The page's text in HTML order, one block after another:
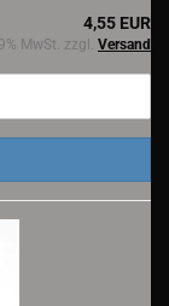
4,55 EUR
MwSt. zzgl. Versand